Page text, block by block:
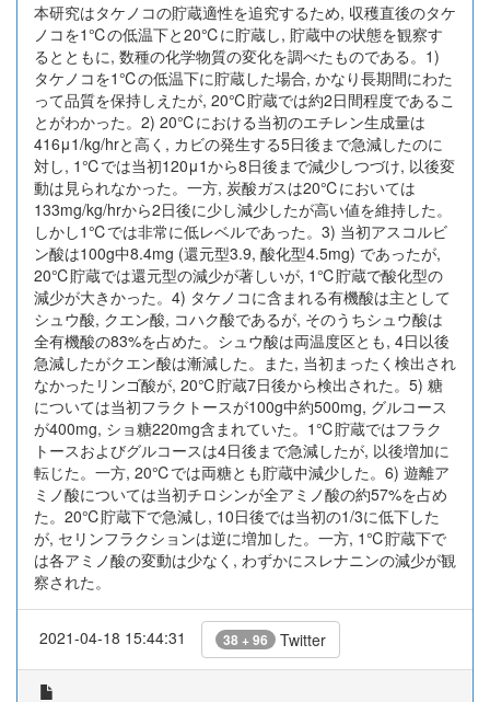
本研究はタケノコの貯蔵適性を追究するため, 収穫直後のタケ
ノコを1℃の低温下と20℃に貯蔵し, 貯蔵中の状態を観察す
るとともに, 数種の化学物質の変化を調べたものである。1)
タケノコを1℃の低温下に貯蔵した場合, かなり長期間にわた
って品質を保持しえたが, 20℃貯蔵では約2日間程度であるこ
とがわかった。2) 20℃における当初のエチレン生成量は
416μ1/kg/hrと高く, カビの発生する5日後まで急減したのに
対し, 1℃では当初120μ1から8日後まで減少しつづけ, 以後変
動は見られなかった。一方, 炭酸ガスは20℃においては
133mg/kg/hrから2日後に少し減少したが高い値を維持した。
しかし1℃では非常に低レベルであった。3) 当初アスコルビ
ン酸は100g中8.4mg (還元型3.9, 酸化型4.5mg) であったが,
20℃貯蔵では還元型の減少が著しいが, 1℃貯蔵で酸化型の
減少が大きかった。4) タケノコに含まれる有機酸は主として
シュウ酸, クエン酸, コハク酸であるが, そのうちシュウ酸は
全有機酸の83%を占めた。シュウ酸は両温度区とも, 4日以後
急減したがクエン酸は漸減した。また, 当初まったく検出され
なかったリンゴ酸が, 20℃貯蔵7日後から検出された。5) 糖
については当初フラクトースが100g中約500mg, グルコース
が400mg, ショ糖220mg含まれていた。1℃貯蔵ではフラク
トースおよびグルコースは4日後まで急減したが, 以後増加に
転じた。一方, 20℃では両糖とも貯蔵中減少した。6) 遊離ア
ミノ酸については当初チロシンが全アミノ酸の約57%を占め
た。20℃貯蔵下で急減し, 10日後では当初の1/3に低下した
が, セリンフラクションは逆に増加した。一方, 1℃貯蔵下で
は各アミノ酸の変動は少なく, わずかにスレナニンの減少が観
察された。
2021-04-18 15:44:31 38 + 96 Twitter